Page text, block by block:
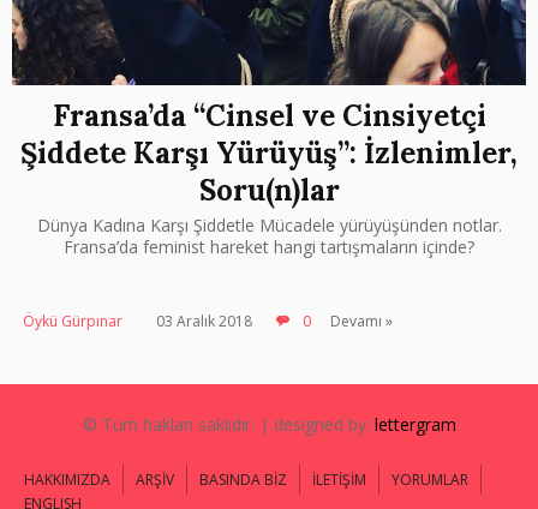
Fransa’da “Cinsel ve Cinsiyetçi
Şiddete Karşı Yürüyüş”: İzlenimler,
Soru(n)lar
Dünya Kadına Karşı Şiddetle Mücadele yürüyüşünden notlar.
Fransa’da feminist hareket hangi tartışmaların içinde?
Öykü Gürpınar 03 Aralık 2018 0 Devamı »
© Tüm hakları saklıdır. | designed by: lettergram
HAKKIMIZDA ARŞİV BASINDA BİZ İLETİŞİM
YORUMLAR
ENGLISH